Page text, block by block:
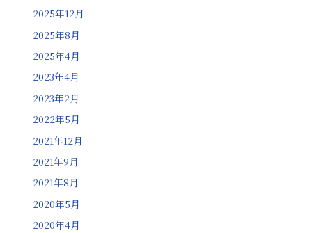
2025年12月
2025年8月
2025年4月
2023年4月
2023年2月
2022年5月
2021年12月
2021年9月
2021年8月
2020年5月
2020年4月